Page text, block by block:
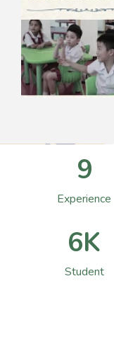
15
Experience
10K
Student